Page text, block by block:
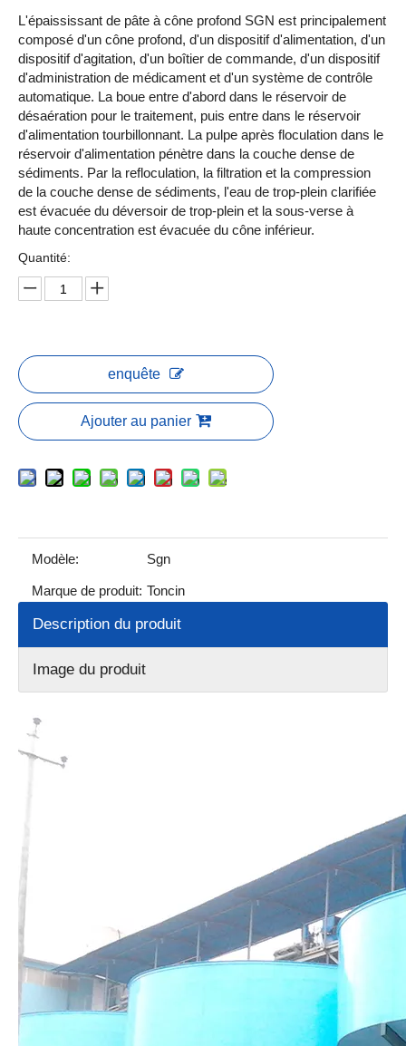
L'épaississant de pâte à cône profond SGN est principalement
composé d'un cône profond, d'un dispositif d'alimentation, d'un
dispositif d'agitation, d'un boîtier de commande, d'un dispositif
d'administration de médicament et d'un système de contrôle
automatique. La boue entre d'abord dans le réservoir de
désaération pour le traitement, puis entre dans le réservoir
d'alimentation tourbillonnant. La pulpe après floculation dans le
réservoir d'alimentation pénètre dans la couche dense de
sédiments. Par la refloculation, la filtration et la compression
de la couche dense de sédiments, l'eau de trop-plein clarifiée
est évacuée du déversoir de trop-plein et la sous-verse à
haute concentration est évacuée du cône inférieur.
Quantité:
enquête
Ajouter au panier
Modèle: Sgn
Marque de produit: Toncin
Description du produit
Image du produit